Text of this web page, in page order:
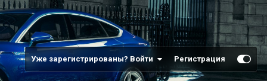
Уже зарегистрированы? Войти Регистрация